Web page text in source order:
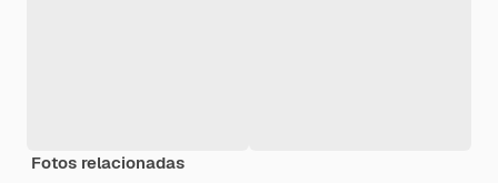
Fotos relacionadas